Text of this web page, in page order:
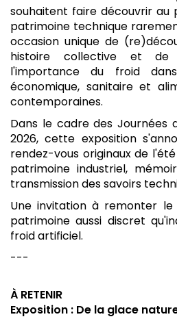
souhaitent faire découvrir au
patrimoine technique
occasion unique de
histoire collective et de
l'importance du froid
économique, sanitaire et
contemporaines.
Dans le cadre des Journées
2026, cette exposition
rendez-vous originaux de
patrimoine industriel,
transmission des savoirs
Une invitation à remonter
patrimoine aussi discret
froid artificiel.
---
À RETENIR
Exposition : De la glace